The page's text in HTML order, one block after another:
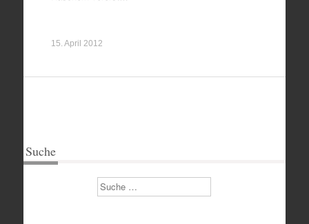
15. April 2012
Suche
Suchen